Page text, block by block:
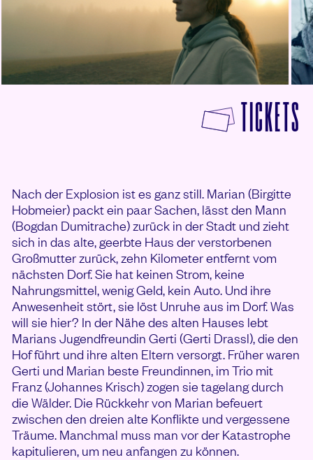
TICKETS
Nach der Explosion ist es ganz still. Marian (Birgitte
Hobmeier) packt ein paar Sachen, lässt den Mann
(Bogdan Dumitrache) zurück in der Stadt und zieht
sich in das alte, geerbte Haus der verstorbenen
Großmutter zurück, zehn Kilometer entfernt vom
nächsten Dorf. Sie hat keinen Strom, keine
Nahrungsmittel, wenig Geld, kein Auto. Und ihre
Anwesenheit stört, sie löst Unruhe aus im Dorf. Was
will sie hier? In der Nähe des alten Hauses lebt
Marians Jugendfreundin Gerti (Gerti Drassl), die den
Hof führt und ihre alten Eltern versorgt. Früher waren
Gerti und Marian beste Freundinnen, im Trio mit
Franz (Johannes Krisch) zogen sie tagelang durch
die Wälder. Die Rückkehr von Marian befeuert
zwischen den dreien alte Konflikte und vergessene
Träume. Manchmal muss man vor der Katastrophe
kapitulieren, um neu anfangen zu können.